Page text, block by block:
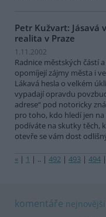
Petr Kužvart: Jásavá
realita v Praze
1.11.2002
Radnice městských částí
opomíjejí zájmy města i
Lákavá hesla o velkém
vypadají opravdu
adrese“ pod notoricky
pro toho, kdo hledí jen
podíváte na skutky těch,
otevře se vám dost
« | 1 | .. | 492 | 493 | 494 |
komentáře nejnovější